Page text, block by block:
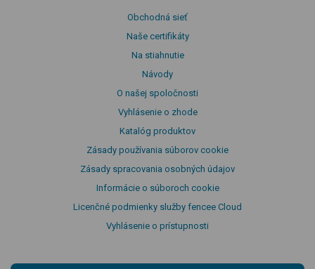
Obchodná sieť
Naše certifikáty
Na stiahnutie
Návody
O našej spoločnosti
Vyhlásenie o zhode
Katalóg produktov
Zásady používania súborov cookie
Zásady spracovania osobných údajov
Informácie o súboroch cookie
Licenčné podmienky služby fencee Cloud
Vyhlásenie o prístupnosti